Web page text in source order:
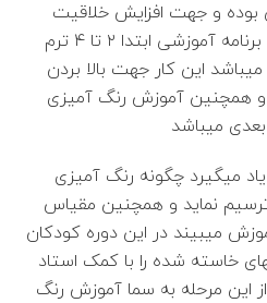
و جهت افزایش خلاقیت
کودک بین ۶ تا ۱۲ سال طبق برنامه آموزشی ابتدا ۲ تا ۴ ترم
این کار جهت بالا بردن
همچنین آموزش رنگ آمیزی
میباشد
میگیرد چگونه رنگ آمیزی
ترسیم نماید و همچنین مقیاس
میبیند در این دوره کودکان
خاسته شده را با کمک استاد
این مرحله به سما آموزش رنگ